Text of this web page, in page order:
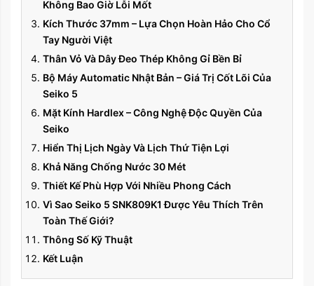
Không Bao Giờ Lỗi Mốt
Kích Thước 37mm – Lựa Chọn Hoàn Hảo Cho Cổ
Tay Người Việt
Thân Vỏ Và Dây Đeo Thép Không Gỉ Bền Bỉ
Bộ Máy Automatic Nhật Bản – Giá Trị Cốt Lõi Của
Seiko 5
Mặt Kính Hardlex – Công Nghệ Độc Quyền Của
Seiko
Hiển Thị Lịch Ngày Và Lịch Thứ Tiện Lợi
Khả Năng Chống Nước 30 Mét
Thiết Kế Phù Hợp Với Nhiều Phong Cách
Vì Sao Seiko 5 SNK809K1 Được Yêu Thích Trên
Toàn Thế Giới?
Thông Số Kỹ Thuật
Kết Luận